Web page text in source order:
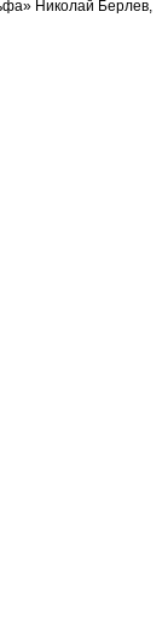
Николай Берлев,